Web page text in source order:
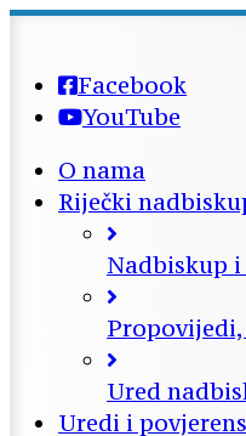
Facebook
YouTube
O nama
Riječki
Nadbiskup
Ured
Uredi i